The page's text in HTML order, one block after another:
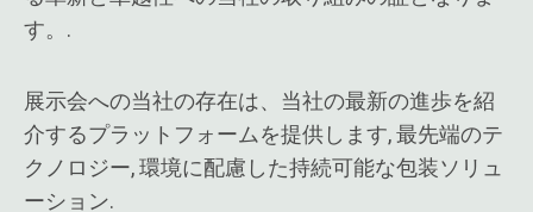
す。.
展示会への当社の存在は、当社の最新の進歩を紹
介するプラットフォームを提供します, 最先端のテ
クノロジー, 環境に配慮した持続可能な包装ソリュ
ーション.